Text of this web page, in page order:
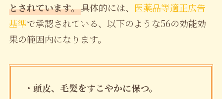
とされています。具体的には、 医薬品等適正広告
基準で承認されている、以下のような56の効能効
果の範囲内になります。
・頭皮、毛髪をすこやかに保つ。